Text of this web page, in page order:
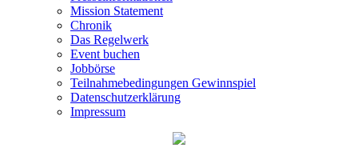
Mission Statement
Chronik
Das Regelwerk
Event buchen
Jobbörse
Teilnahmebedingungen Gewinnspiel
Datenschutzerklärung
Impressum